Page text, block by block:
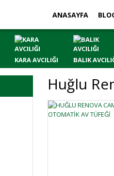
ANASAYFA
KARA AVCILIĞI BALIK
Huğlu